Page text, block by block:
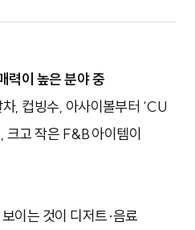
력이 높은 분야 중
, 컵빙수, 아사이볼부터 ‘CU
크고 작은 F&B 아이템이
이는 것이 디저트·음료